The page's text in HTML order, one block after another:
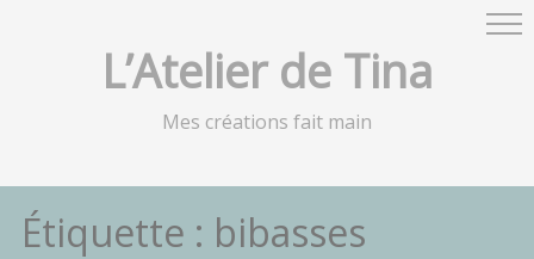
L’Atelier de Tina
Mes créations fait main
Étiquette : bibasses